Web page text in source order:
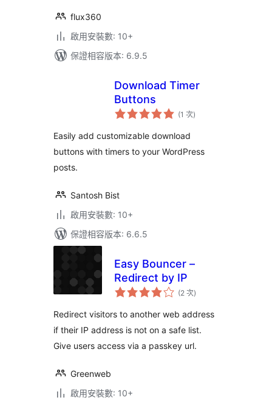
flux360
啟用安裝數: 10+
保證相容版本: 6.9.5
Download Timer
Buttons
(1 次評
分)
Easily add customizable download
buttons with timers to your WordPress
posts.
Santosh Bist
啟用安裝數: 10+
保證相容版本: 6.6.5
Easy Bouncer –
Redirect by IP
(2 次評
分
數
)
Redirect visitors to another web address
if their IP address is not on a safe list.
Give users access via a passkey url.
Greenweb
啟用安裝數: 10+